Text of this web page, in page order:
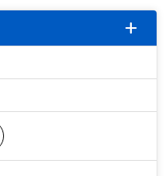
add